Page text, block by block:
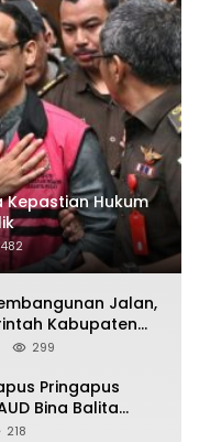
Hukum
482
Jalan,
Kabupaten
299
Pringapus
Bina Balita
2026
218